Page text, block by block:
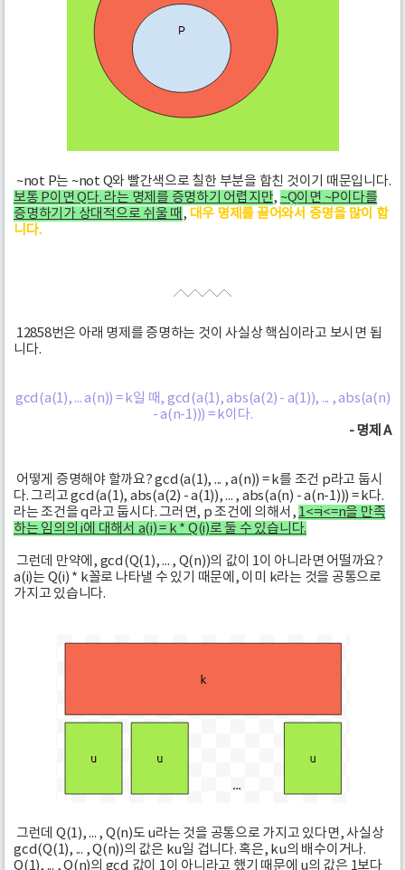
~not P는 ~not Q와 빨간색으로 칠한 부분을 합친 것이기 때문입니다.
보통 P이면 Q다. 라는 명제를 증명하기 어렵지만, ~Q이면 ~P이다를
증명하기가 상대적으로 쉬울 때 , 대우 명제를 끌어와서 증명을 많이 합
니다.
12858번은 아래 명제를 증명하는 것이 사실상 핵심이라고 보시면 됩
니다.
gcd(a(1), ... a(n)) = k일 때, gcd(a(1), abs(a(2) - a(1)), ... , abs(a(n)
- a(n-1))) = k이다.
- 명제 A
어떻게 증명해야 할까요? gcd(a(1), ... , a(n)) = k를 조건 p라고 둡시
다. 그리고 gcd(a(1), abs(a(2) - a(1)), ... , abs(a(n) - a(n-1))) = k다.
라는 조건을 q라고 둡시다. 그러면, p 조건에 의해서, 1<=i<=n을 만족
하는 임의의 i에 대해서 a(i) = k * Q(i)로 둘 수 있습니다.
그런데 만약에, gcd(Q(1), ... , Q(n))의 값이 1이 아니라면 어떨까요?
a(i)는 Q(i) * k꼴로 나타낼 수 있기 때문에, 이미 k라는 것을 공통으로
가지고 있습니다.
그런데 Q(1), ... , Q(n)도 u라는 것을 공통으로 가지고 있다면, 사실상
gcd(Q(1), ... , Q(n))의 값은 ku일 겁니다. 혹은, ku의 배수이거나.
Q(1), ... , Q(n)의 gcd 값이 1이 아니라고 했기 때문에 u의 값은 1보다